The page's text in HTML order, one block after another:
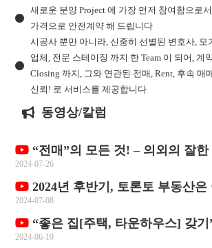
새로운 분양 Project 에 가장 먼저 참여함으로
가격으로 안전계약 해 드립니다
시공사 뿐만 아니라, 신중히 선별된 변호사, 모
업체, 전문 스테이징 까지 한 Team 이 되어, 계
Closing 까지, 그와 연관된 전매, Rent, 후속 매
신뢰! 로 서비스를 제공합니다
동영상/칼럼
“전매”의 모든 것! – 의외의 잘한
2024-07-26
2024년 후반기, 토론토 부동산은
2024-07-08
“좋은 집[주택, 타운하우스] 갖기
2024-06-19